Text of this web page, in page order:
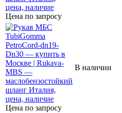
Цена по запросу
Цена по запросу
В наличии